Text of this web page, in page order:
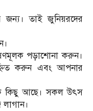
জন্য। তাই জুনিয়রদের
পড়াশোনা করুন।
করুন এবং আপনার
কিছু আছে। সকল উৎস